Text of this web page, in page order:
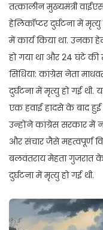
तत्कालीन मुख्यमंत्री
हेलिकॉप्टर दुर्घटना में
में कार्य किया था. उनका
हो गया था और 24 घंटे की
सिंधिया: कांग्रेस नेता
दुर्घटना में मृत्यु हो गई थी.
एक हवाई हादसे के बाद
उन्होंने कांग्रेस सरकार में
और संचार जैसे महत्वपूर्ण
बलवंतराय मेहता गुजरात
दुर्घटना में मृत्यु हो गई थी.